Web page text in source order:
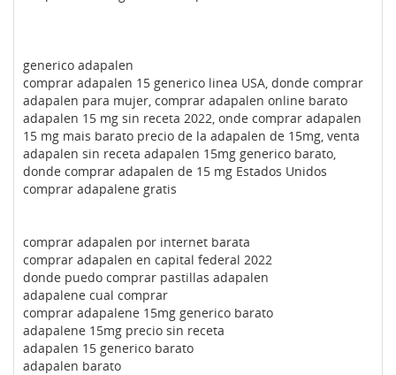
generico adapalen
comprar adapalen 15 generico linea USA, donde comprar
adapalen para mujer, comprar adapalen online barato
adapalen 15 mg sin receta 2022, onde comprar adapalen
15 mg mais barato precio de la adapalen de 15mg, venta
adapalen sin receta adapalen 15mg generico barato,
donde comprar adapalen de 15 mg Estados Unidos
comprar adapalene gratis
comprar adapalen por internet barata
comprar adapalen en capital federal 2022
donde puedo comprar pastillas adapalen
adapalene cual comprar
comprar adapalene 15mg generico barato
adapalene 15mg precio sin receta
adapalen 15 generico barato
adapalen barato